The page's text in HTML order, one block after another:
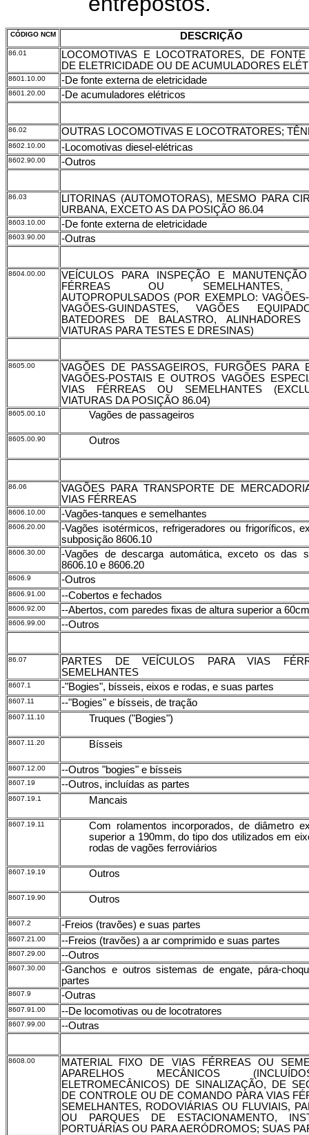
CÓDIGO NCM DESCRIÇÃO
86.01
LOCOMOTIVAS E LOCOTRATORES, DE
DE ELETRICIDADE OU DE ACUMULADORES
8601.10.00 -De fonte externa de eletricidade
8601.20.00 -De acumuladores elétricos
86.02 OUTRAS LOCOMOTIVAS E LOCOTRATORES;
8602.10.00 -Locomotivas diesel-elétricas
8602.90.00 -Outros
86.03
LITORINAS (AUTOMOTORAS), MESMO PARA
URBANA, EXCETO AS DA POSIÇÃO 86.04
8603.10.00 -De fonte externa de eletricidade
8603.90.00 -Outras
8604.00.00
VEÍCULOS PARA INSPEÇÃO E
FÉRREAS OU SEMELHANTES,
AUTOPROPULSADOS (POR EXEMPLO:
VAGÕES-GUINDASTES, VAGÕES
BATEDORES DE BALASTRO,
VIATURAS PARA TESTES E DRESINAS)
8605.00
VAGÕES DE PASSAGEIROS, FURGÕES PARA
VAGÕES-POSTAIS E OUTROS VAGÕES
VIAS FÉRREAS OU SEMELHANTES
VIATURAS DA POSIÇÃO 86.04)
8605.00.10 Vagões de passageiros
8605.00.90 Outros
86.06
VAGÕES PARA TRANSPORTE DE
VIAS FÉRREAS
8606.10.00 -Vagões-tanques e semelhantes
8606.20.00
-Vagões isotérmicos, refrigeradores ou frigoríficos,
subposição 8606.10
8606.30.00
-Vagões de descarga automática, exceto os das
8606.10 e 8606.20
8606.9 -Outros
8606.91.00 --Cobertos e fechados
8606.92.00 --Abertos, com paredes fixas de altura superior a 60cm
8606.99.00 --Outros
86.07
PARTES DE VEÍCULOS PARA VIAS
SEMELHANTES
8607.1 -"Bogies", bísseis, eixos e rodas, e suas partes
8607.11 --"Bogies" e bísseis, de tração
8607.11.10 Truques ("Bogies")
8607.11.20 Bísseis
8607.12.00 --Outros "bogies" e bísseis
8607.19 --Outros, incluídas as partes
8607.19.1 Mancais
8607.19.11
Com rolamentos incorporados, de diâmetro
superior a 190mm, do tipo dos utilizados em
rodas de vagões ferroviários
8607.19.19 Outros
8607.19.90 Outros
8607.2 -Freios (travões) e suas partes
8607.21.00 --Freios (travões) a ar comprimido e suas partes
8607.29.00 --Outros
8607.30.00
-Ganchos e outros sistemas de engate, pára-
partes
8607.9 -Outras
8607.91.00 --De locomotivas ou de locotratores
8607.99.00 --Outras
8608.00
MATERIAL FIXO DE VIAS FÉRREAS OU
APARELHOS MECÂNICOS
ELETROMECÂNICOS) DE SINALIZAÇÃO, DE
DE CONTROLE OU DE COMANDO PARA VIAS
SEMELHANTES, RODOVIÁRIAS OU FLUVIAIS,
OU PARQUES DE ESTACIONAMENTO,
PORTUÁRIAS OU PARA AERÓDROMOS; SUAS